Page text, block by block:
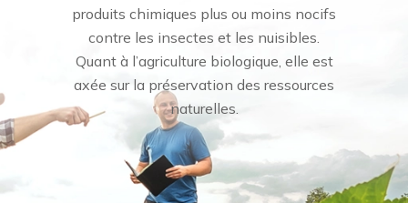
produits chimiques plus ou moins nocifs
contre les insectes et les nuisibles.
Quant à l’agriculture biologique, elle est
axée sur la préservation des ressources
naturelles.